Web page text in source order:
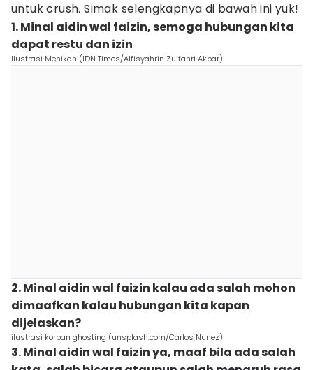
untuk crush. Simak selengkapnya di bawah ini yuk!
1. Minal aidin wal faizin, semoga hubungan kita
dapat restu dan izin
Ilustrasi Menikah (IDN Times/Alfisyahrin Zulfahri Akbar)
2. Minal aidin wal faizin kalau ada salah mohon
dimaafkan kalau hubungan kita kapan
dijelaskan?
ilustrasi korban ghosting (unsplash.com/Carlos Nunez)
3. Minal aidin wal faizin ya, maaf bila ada salah